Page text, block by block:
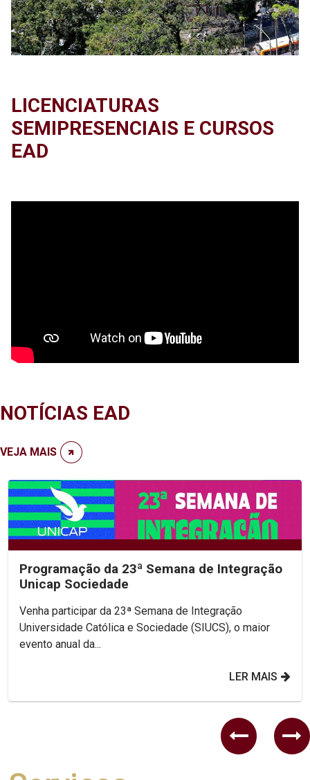
LICENCIATURAS
SEMIPRESENCIAIS E CURSOS
EAD
NOTÍCIAS EAD
VEJA MAIS
Programação da 23ª Semana de Integração
Unicap Sociedade
Venha participar da 23ª Semana de Integração
Universidade Católica e Sociedade (SIUCS), o maior
evento anual da...
LER MAIS
Previous